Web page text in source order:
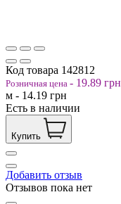
Код товара 142812
Розничная цена - 19.89 грн
м - 14.19 грн
Есть в наличии
Купить
Добавить отзыв
Отзывов пока нет